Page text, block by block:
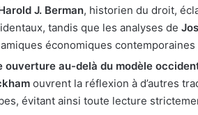
J. Berman, historien du droit,
tandis que les analyses de
économiques contemporaines
ouverture au-delà du modèle
ouvrent la réflexion à d’autres
évitant ainsi toute lecture